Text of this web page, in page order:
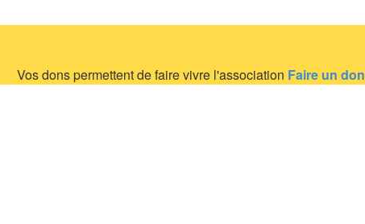
Vos dons permettent de faire vivre l'association Faire un don